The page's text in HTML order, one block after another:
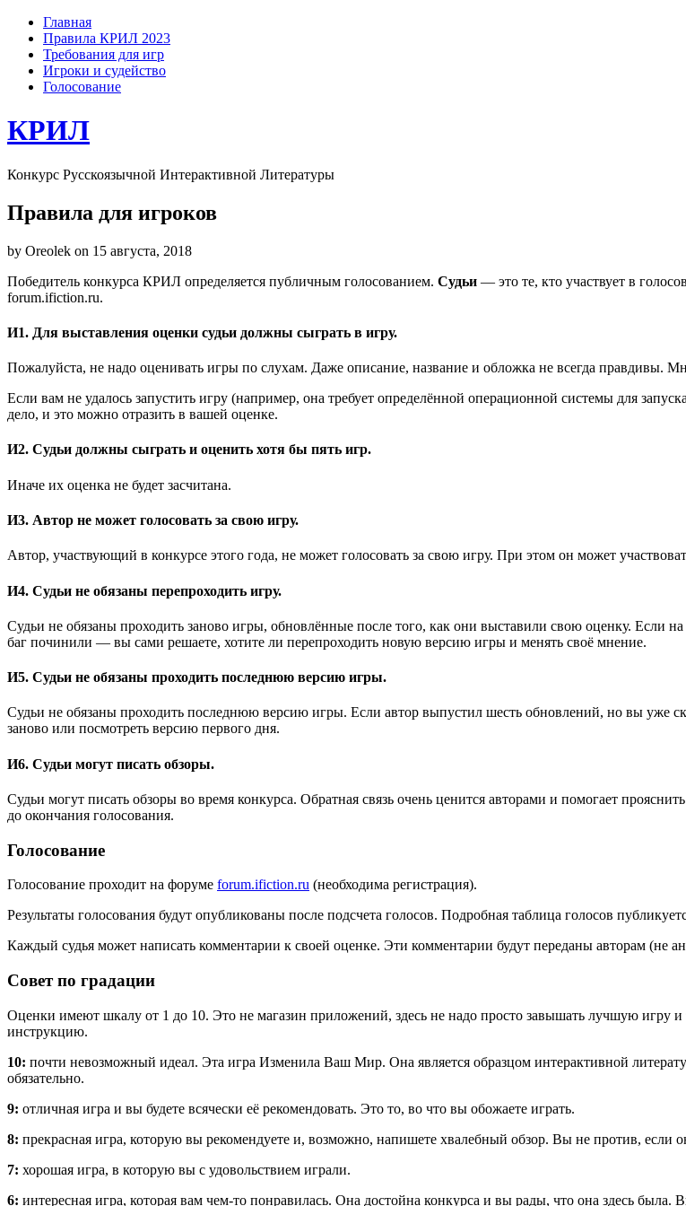
Главная
Правила КРИЛ 2023
Требования для игр
Игроки и судейство
Голосование
КРИЛ
Конкурс Русскоязычной Интерактивной Литературы
Правила для игроков
by Oreolek on 15 августа, 2018
Победитель конкурса КРИЛ определяется публичным голосованием. Судьи — это те, кто участвует в
forum.ifiction.ru.
И1. Для выставления оценки судьи должны сыграть в игру.
Пожалуйста, не надо оценивать игры по слухам. Даже описание, название и обложка не всегда правдивы.
Если вам не удалось запустить игру (например, она требует определённой операционной системы для
дело, и это можно отразить в вашей оценке.
И2. Судьи должны сыграть и оценить хотя бы пять игр.
Иначе их оценка не будет засчитана.
И3. Автор не может голосовать за свою игру.
Автор, участвующий в конкурсе этого года, не может голосовать за свою игру. При этом он может
И4. Судьи не обязаны перепроходить игру.
Судьи не обязаны проходить заново игры, обновлённые после того, как они выставили свою оценку. Если
баг починили — вы сами решаете, хотите ли перепроходить новую версию игры и менять своё мнение.
И5. Судьи не обязаны проходить последнюю версию игры.
Судьи не обязаны проходить последнюю версию игры. Если автор выпустил шесть обновлений, но вы уже
заново или посмотреть версию первого дня.
И6. Судьи могут писать обзоры.
Судьи могут писать обзоры во время конкурса. Обратная связь очень ценится авторами и помогает
до окончания голосования.
Голосование
Голосование проходит на форуме forum.ifiction.ru (необходима регистрация).
Результаты голосования будут опубликованы после подсчета голосов. Подробная таблица голосов
Каждый судья может написать комментарии к своей оценке. Эти комментарии будут переданы авторам (не
Совет по градации
Оценки имеют шкалу от 1 до 10. Это не магазин приложений, здесь не надо просто завышать лучшую игру и
инструкцию.
10: почти невозможный идеал. Эта игра Изменила Ваш Мир. Она является образцом интерактивной
обязательно.
9: отличная игра и вы будете всячески её рекомендовать. Это то, во что вы обожаете играть.
8: прекрасная игра, которую вы рекомендуете и, возможно, напишете хвалебный обзор. Вы не против, если
7: хорошая игра, в которую вы с удовольствием играли.
6: интересная игра, которая вам чем-то понравилась. Она достойна конкурса и вы рады, что она здесь была.